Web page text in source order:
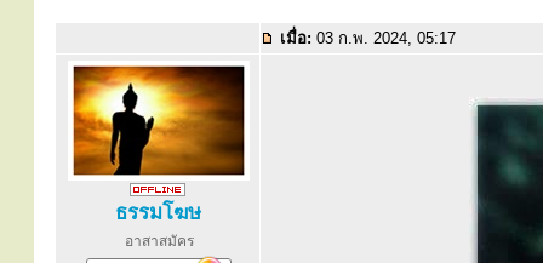
เมื่อ: 03 ก.พ. 2024, 05:17
ธรรมโฆษ
อาสาสมัคร